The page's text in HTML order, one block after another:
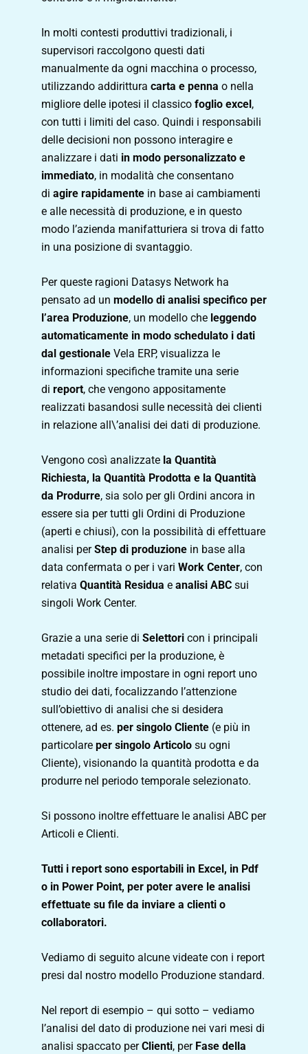
In molti contesti produttivi tradizionali, i
supervisori raccolgono questi dati
manualmente da ogni macchina o processo,
utilizzando addirittura carta e penna o nella
migliore delle ipotesi il classico foglio excel ,
con tutti i limiti del caso. Quindi i responsabili
delle decisioni non possono interagire e
analizzare i dati in modo personalizzato e
immediato, in modalità che consentano
di agire rapidamente in base ai cambiamenti
e alle necessità di produzione, e in questo
modo l’azienda manifatturiera si trova di fatto
in una posizione di svantaggio.
Per queste ragioni Datasys Network ha
pensato ad un modello di analisi specifico per
l’area Produzione, un modello che leggendo
automaticamente in modo schedulato i dati
dal gestionale Vela ERP, visualizza le
informazioni specifiche tramite una serie
di report, che vengono appositamente
realizzati basandosi sulle necessità dei clienti
in relazione all\’analisi dei dati di produzione.
Vengono così analizzate la Quantità
Richiesta, la Quantità Prodotta e la Quantità
da Produrre, sia solo per gli Ordini ancora in
essere sia per tutti gli Ordini di Produzione
(aperti e chiusi), con la possibilità di effettuare
analisi perStep di produzione in base alla
data confermata o per i vari Work Center, con
relativa Quantità Residua e analisi ABC sui
singoli Work Center.
Grazie a una serie di Selettori con i principali
metadati specifici per la produzione, è
possibile inoltre impostare in ogni report uno
studio dei dati, focalizzando l’attenzione
sull’obiettivo di analisi che si desidera
ottenere, ad es. per singolo Cliente (e più in
particolare per singolo Articolo su ogni
Cliente), visionando la quantità prodotta e da
produrre nel periodo temporale selezionato.
Si possono inoltre effettuare le analisi ABC per
Articoli e Clienti.
Tutti i report sono esportabili in Excel, in Pdf
o in Power Point, per poter avere le analisi
effettuate su file da inviare a clienti o
collaboratori.
Vediamo di seguito alcune videate con i report
presi dal nostro modello Produzione standard.
Nel report di esempio – qui sotto – vediamo
l’analisi del dato di produzione nei vari mesi di
analisi spaccato perClienti, per Fase della